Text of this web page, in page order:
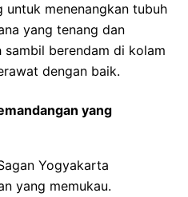
untuk menenangkan tubuh
yang tenang dan
sambil berendam di kolam
dengan baik.
yang
Yogyakarta
yang memukau.